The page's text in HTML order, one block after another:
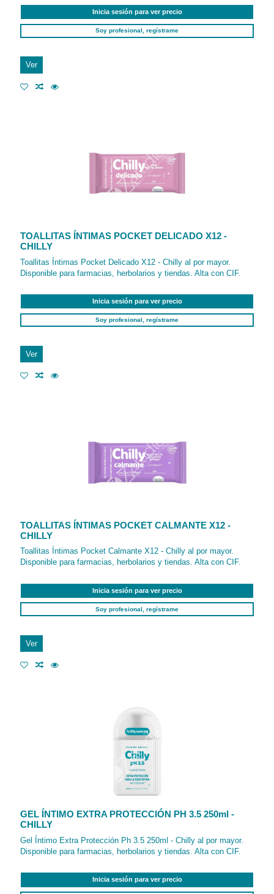
Inicia sesión para ver precio
Soy profesional, regístrame
Ver
TOALLITAS ÍNTIMAS POCKET DELICADO X12 -
CHILLY
Toallitas Íntimas Pocket Delicado X12 - Chilly al por mayor.
Disponible para farmacias, herbolarios y tiendas. Alta con CIF.
Inicia sesión para ver precio
Soy profesional, regístrame
Ver
TOALLITAS ÍNTIMAS POCKET CALMANTE X12 -
CHILLY
Toallitas Íntimas Pocket Calmante X12 - Chilly al por mayor.
Disponible para farmacias, herbolarios y tiendas. Alta con CIF.
Inicia sesión para ver precio
Soy profesional, regístrame
Ver
GEL ÍNTIMO EXTRA PROTECCIÓN PH 3.5 250ml -
CHILLY
Gel Íntimo Extra Protección Ph 3.5 250ml - Chilly al por mayor.
Disponible para farmacias, herbolarios y tiendas. Alta con CIF.
Inicia sesión para ver precio